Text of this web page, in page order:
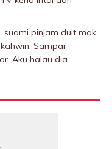
suami pinjam duit mak
Sampai
Aku halau dia